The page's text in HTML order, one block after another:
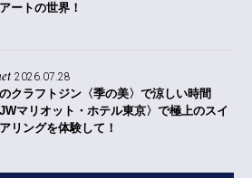
ートの世界！
2026.07.28
クラフトジン〈季の美〉で涼しい時間
マリオット・ホテル東京〉で極上のスイ
リングを体験して！